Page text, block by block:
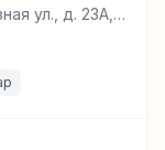
ул., д. 23А,